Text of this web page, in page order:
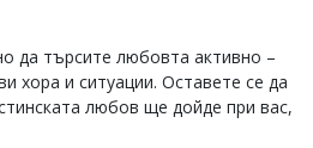
да търсите любовта активно –
хора и ситуации. Оставете се да
любов ще дойде при вас,